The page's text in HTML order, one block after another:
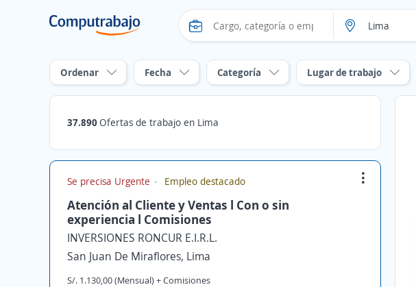
Ordenar Fecha Categoría Lugar de trabajo
37.890 Ofertas de trabajo en Lima
Se precisa Urgente Empleo destacado
Atención al Cliente y Ventas l Con o sin
experiencia l Comisiones
INVERSIONES RONCUR E.I.R.L.
San Juan De Miraflores, Lima
S/. 1.130,00 (Mensual) + Comisiones